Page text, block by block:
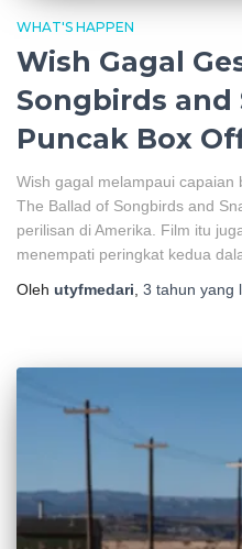
WHAT'S HAPPEN
Wish Gagal
Songbirds and
Puncak Box
Wish gagal melampaui
The Ballad of Songbirds and
perilisan di Amerika. Film itu
menempati peringkat kedua
Oleh utyfmedari, 3 tahun yang